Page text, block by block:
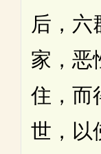
后，六
家，恶
住，而
世，以